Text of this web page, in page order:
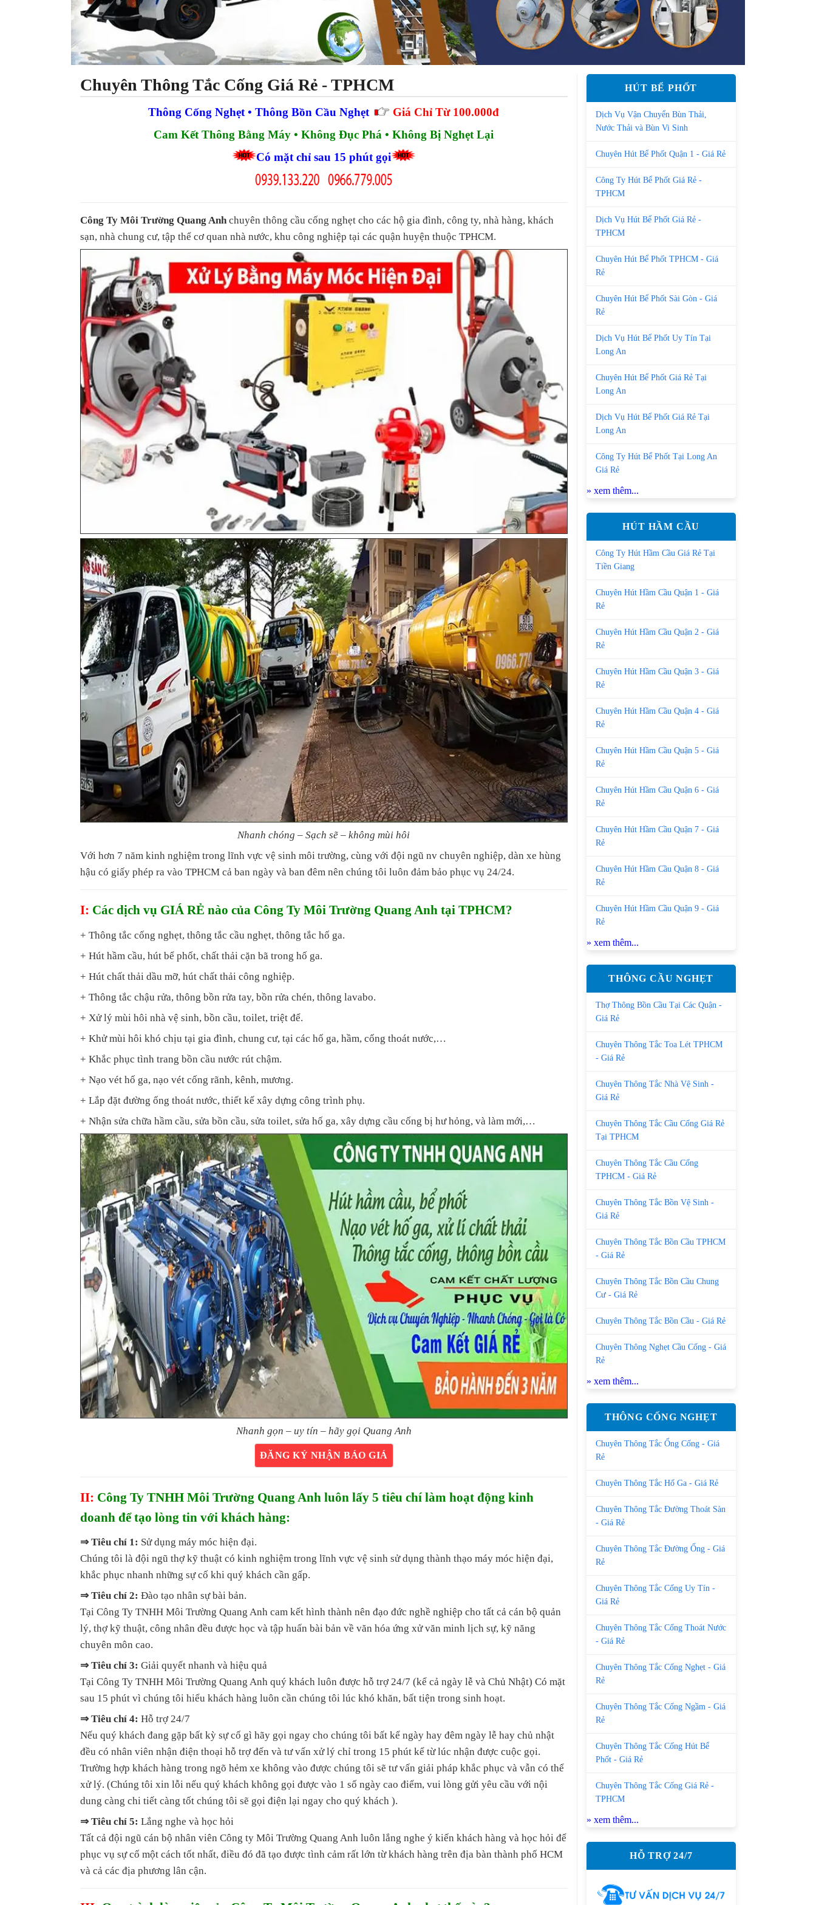
Chuyên Thông Tắc Cống Giá Rẻ - TPHCM
Thông Cống Nghẹt • Thông Bồn Cầu Nghẹt
Giá Chỉ Từ 100.000đ
Cam Kết Thông Bằng Máy • Không Đục Phá • Không Bị Nghẹt Lại
Có mặt chỉ sau 15 phút gọi
Công Ty Môi Trường Quang Anhchuyên thông cầu cống nghẹt cho các hộ gia đình, công ty, nhà hàng, khách
sạn, nhà chung cư, tập thể cơ quan nhà nước, khu công nghiệp tại các quận huyện thuộc TPHCM.
Nhanh chóng – Sạch sẽ – không mùi hôi
Với hơn 7 năm kinh nghiệm trong lĩnh vực vệ sinh môi trường, cùng với đội ngũ nv chuyên nghiệp, dàn xe hùng
hậu có giấy phép ra vào TPHCM cả ban ngày và ban đêm nên chúng tôi luôn đảm bảo phục vụ 24/24.
I: Các dịch vụ GIÁ RẺ nào của Công Ty Môi Trường Quang Anh tại TPHCM?
+ Thông tắc cống nghẹt, thông tắc cầu nghẹt, thông tắc hố ga.
+ Hút hầm cầu, hút bể phốt, chất thải cặn bã trong hố ga.
+ Hút chất thải dầu mỡ, hút chất thải công nghiệp.
+ Thông tắc chậu rửa, thông bồn rửa tay, bồn rửa chén, thông lavabo.
+ Xử lý mùi hôi nhà vệ sinh, bồn cầu, toilet, triệt để.
+ Khử mùi hôi khó chịu tại gia đình, chung cư, tại các hố ga, hầm, cống thoát nước,…
+ Khắc phục tình trang bồn cầu nước rút chậm.
+ Nạo vét hố ga, nạo vét cống rãnh, kênh, mương.
+ Lắp đặt đường ống thoát nước, thiết kế xây dựng công trình phụ.
+ Nhận sửa chữa hầm cầu, sửa bồn cầu, sửa toilet, sửa hố ga, xây dựng cầu cống bị hư hỏng, và làm mới,…
Nhanh gọn – uy tín – hãy gọi Quang Anh
ĐĂNG KÝ NHẬN BÁO GIÁ
II: Công Ty TNHH Môi Trường Quang Anh luôn lấy 5 tiêu chí làm hoạt động kinh
doanh để tạo lòng tin với khách hàng:
⇒ Tiêu chí 1: Sử dụng máy móc hiện đại.
Chúng tôi là đội ngũ thợ kỹ thuật có kinh nghiệm trong lĩnh vực vệ sinh sử dụng thành thạo máy móc hiện đại,
khắc phục nhanh những sự cố khi quý khách cần gấp.
⇒ Tiêu chí 2: Đào tạo nhân sự bài bản.
Tại Công Ty TNHH Môi Trường Quang Anh cam kết hình thành nên đạo đức nghề nghiệp cho tất cả cán bộ quản
lý, thợ kỹ thuật, công nhân đều được học và tập huấn bài bản về văn hóa ứng xử văn minh lịch sự, kỹ năng
chuyên môn cao.
⇒ Tiêu chí 3: Giải quyết nhanh và hiệu quả
Tại Công Ty TNHH Môi Trường Quang Anh quý khách luôn được hỗ trợ 24/7 (kể cả ngày lễ và Chủ Nhật) Có mặt
sau 15 phút vì chúng tôi hiểu khách hàng luôn cần chúng tôi lúc khó khăn, bất tiện trong sinh hoạt.
⇒ Tiêu chí 4: Hỗ trợ 24/7
Nếu quý khách đang gặp bất kỳ sự cố gì hãy gọi ngay cho chúng tôi bất kể ngày hay đêm ngày lễ hay chủ nhật
đều có nhân viên nhận điện thoại hỗ trợ đến và tư vấn xử lý chỉ trong 15 phút kể từ lúc nhận được cuộc gọi.
Trường hợp khách hàng trong ngõ hẻm xe không vào được chúng tôi sẽ tư vấn giải pháp khắc phục và vẫn có thể
xử lý. (Chúng tôi xin lỗi nếu quý khách không gọi được vào 1 số ngày cao điểm, vui lòng gửi yêu cầu với nội
dung càng chi tiết càng tốt chúng tôi sẽ gọi điện lại ngay cho quý khách ).
⇒ Tiêu chí 5: Lắng nghe và học hỏi
Tất cả đội ngũ cán bộ nhân viên Công ty Môi Trường Quang Anh luôn lắng nghe ý kiến khách hàng và học hỏi để
phục vụ sự cố một cách tốt nhất, điều đó đã tạo được tình cảm rất lớn từ khách hàng trên địa bàn thành phố HCM
và cả các địa phương lân cận.
HÚT BỂ PHỐT
Dịch Vụ Vận Chuyển Bùn Thải,
Nước Thải và Bùn Vi Sinh
Chuyên Hút Bể Phốt Quận 1 - Giá Rẻ
Công Ty Hút Bể Phốt Giá Rẻ -
TPHCM
Dịch Vụ Hút Bể Phốt Giá Rẻ -
TPHCM
Chuyên Hút Bể Phốt TPHCM - Giá
Rẻ
Chuyên Hút Bể Phốt Sài Gòn - Giá
Rẻ
Dịch Vụ Hút Bể Phốt Uy Tín Tại
Long An
Chuyên Hút Bể Phốt Giá Rẻ Tại
Long An
Dịch Vụ Hút Bể Phốt Giá Rẻ Tại
Long An
Công Ty Hút Bể Phốt Tại Long An
Giá Rẻ
» xem thêm...
HÚT HẦM CẦU
Công Ty Hút Hầm Cầu Giá Rẻ Tại
Tiền Giang
Chuyên Hút Hầm Cầu Quận 1 - Giá
Rẻ
Chuyên Hút Hầm Cầu Quận 2 - Giá
Rẻ
Chuyên Hút Hầm Cầu Quận 3 - Giá
Rẻ
Chuyên Hút Hầm Cầu Quận 4 - Giá
Rẻ
Chuyên Hút Hầm Cầu Quận 5 - Giá
Rẻ
Chuyên Hút Hầm Cầu Quận 6 - Giá
Rẻ
Chuyên Hút Hầm Cầu Quận 7 - Giá
Rẻ
Chuyên Hút Hầm Cầu Quận 8 - Giá
Rẻ
Chuyên Hút Hầm Cầu Quận 9 - Giá
Rẻ
» xem thêm...
THÔNG CẦU NGHẸT
Thợ Thông Bồn Cầu Tại Các Quận -
Giá Rẻ
Chuyên Thông Tắc Toa Lét TPHCM
- Giá Rẻ
Chuyên Thông Tắc Nhà Vệ Sinh -
Giá Rẻ
Chuyên Thông Tắc Cầu Cống Giá Rẻ
Tại TPHCM
Chuyên Thông Tắc Cầu Cống
TPHCM - Giá Rẻ
Chuyên Thông Tắc Bồn Vệ Sinh -
Giá Rẻ
Chuyên Thông Tắc Bồn Cầu TPHCM
- Giá Rẻ
Chuyên Thông Tắc Bồn Cầu Chung
Cư - Giá Rẻ
Chuyên Thông Tắc Bồn Cầu - Giá Rẻ
Chuyên Thông Nghẹt Cầu Cống - Giá
Rẻ
» xem thêm...
THÔNG CỐNG NGHẸT
Chuyên Thông Tắc Ống Cống - Giá
Rẻ
Chuyên Thông Tắc Hố Ga - Giá Rẻ
Chuyên Thông Tắc Đường Thoát Sàn
- Giá Rẻ
Chuyên Thông Tắc Đường Ống - Giá
Rẻ
Chuyên Thông Tắc Cống Uy Tín -
Giá Rẻ
Chuyên Thông Tắc Cống Thoát Nước
- Giá Rẻ
Chuyên Thông Tắc Cống Nghẹt - Giá
Rẻ
Chuyên Thông Tắc Cống Ngầm - Giá
Rẻ
Chuyên Thông Tắc Cống Hút Bể
Phốt - Giá Rẻ
Chuyên Thông Tắc Cống Giá Rẻ -
TPHCM
» xem thêm...
HỖ TRỢ 24/7